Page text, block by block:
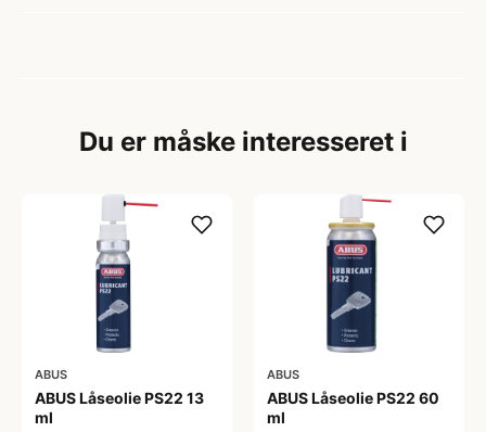
Du er måske interesseret i
ABUS
ABUS Låseolie PS22 13
ml
ABUS
ABUS Låseolie PS22 60
ml